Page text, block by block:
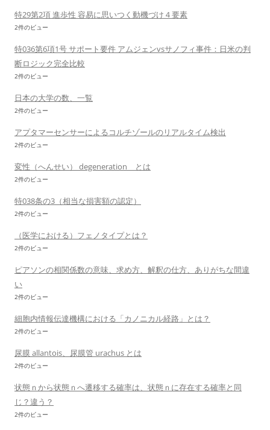
特29第2項 進歩性 容易に思いつく動機づけ４要素
2件のビュー
特036第6項1号 サポート要件 アムジェンvsサノフィ事件：日米の判
断ロジック完全比較
2件のビュー
日本の大学の数、一覧
2件のビュー
アプタマーセンサーによるコルチゾールのリアルタイム検出
2件のビュー
変性（へんせい） degeneration とは
2件のビュー
特038条の3（相当な損害額の認定）
2件のビュー
（医学における）フェノタイプとは？
2件のビュー
ピアソンの相関係数の意味、求め方、解釈の仕方、ありがちな間違
い
2件のビュー
細胞内情報伝達機構における「カノニカル経路」とは？
2件のビュー
尿膜 allantois、尿膜管 urachus とは
2件のビュー
状態ｎから状態ｎへ遷移する確率は、状態ｎに存在する確率と同
じ？違う？
2件のビュー